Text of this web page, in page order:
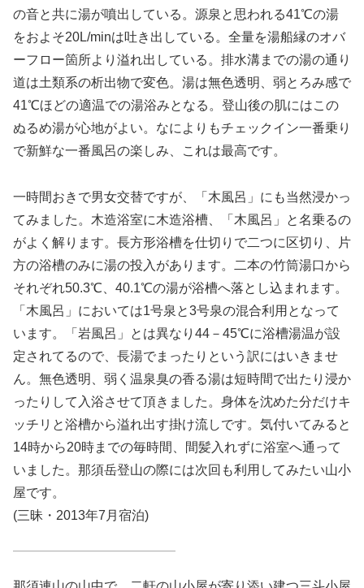
の音と共に湯が噴出している。源泉と思われる41℃の湯
をおよそ20L/minは吐き出している。全量を湯船縁のオバ
ーフロー箇所より溢れ出している。排水溝までの湯の通り
道は土類系の析出物で変色。湯は無色透明、弱とろみ感で
41℃ほどの適温での湯浴みとなる。登山後の肌にはこの
ぬるめ湯が心地がよい。なによりもチェックイン一番乗り
で新鮮な一番風呂の楽しみ、これは最高です。
一時間おきで男女交替ですが、「木風呂」にも当然浸かっ
てみました。木造浴室に木造浴槽、「木風呂」と名乗るの
がよく解ります。長方形浴槽を仕切りで二つに区切り、片
方の浴槽のみに湯の投入があります。二本の竹筒湯口から
それぞれ50.3℃、40.1℃の湯が浴槽へ落とし込まれます。
「木風呂」においては1号泉と3号泉の混合利用となって
います。「岩風呂」とは異なり44－45℃に浴槽湯温が設
定されてるので、長湯でまったりという訳にはいきませ
ん。無色透明、弱く温泉臭の香る湯は短時間で出たり浸か
ったりして入浴させて頂きました。身体を沈めた分だけキ
ッチリと浴槽から溢れ出す掛け流しです。気付いてみると
14時から20時までの毎時間、間髪入れずに浴室へ通って
いました。那須岳登山の際には次回も利用してみたい山小
屋です。
(三昧・2013年7月宿泊)